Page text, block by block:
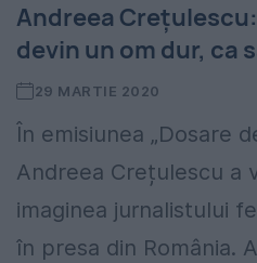
Andreea
devin un om dur, ca
29 MARTIE 2020
În emisiunea „Dosare
Andreea Crețulescu a
imaginea jurnalistului
în presa din România.